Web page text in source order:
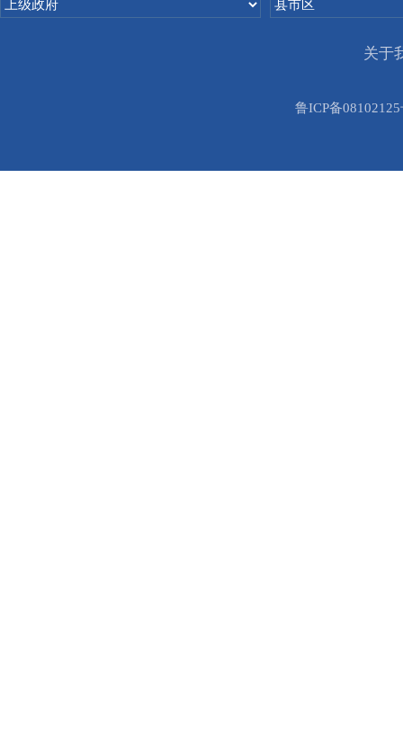
关于
鲁ICP备